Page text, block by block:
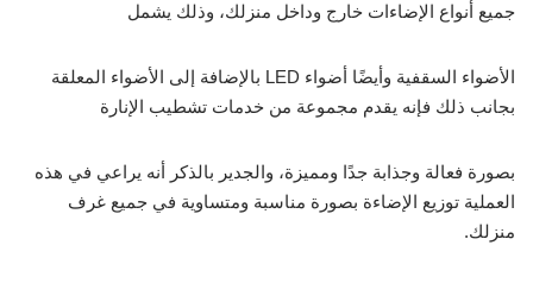
جميع أنواع الإضاءات خارج وداخل منزلك، وذلك يشمل
الأضواء السقفية وأيضًا أضواء LED بالإضافة إلى الأضواء المعلقة
بجانب ذلك فإنه يقدم مجموعة من خدمات تشطيب الإنارة
بصورة فعالة وجذابة جدًا ومميزة، والجدير بالذكر أنه يراعي في هذه
العملية توزيع الإضاءة بصورة مناسبة ومتساوية في جميع غرف
منزلك.